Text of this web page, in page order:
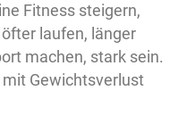
Fitness steigern,
laufen, länger
machen, stark sein.
Gewichtsverlust